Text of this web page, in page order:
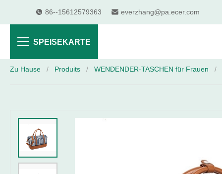
86--15612579363 everzhang@pa.ecer.com
SPEISEKARTE
Zu Hause / Produits / WENDENDER-TASCHEN für Frauen /